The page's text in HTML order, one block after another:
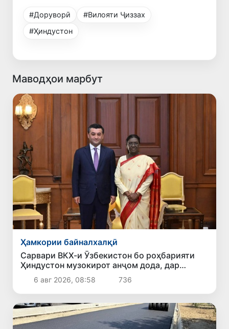
#Доруворӣ
#Вилояти Ҷиззах
#Ҳиндустон
Маводҳои марбут
Ҳамкории байналхалқӣ
Сарвари ВКХ-и Ӯзбекистон бо роҳбарияти
Ҳиндустон музокирот анҷом дода, дар
Форуми соҳибкории Ӯзбекистону Ҳиндустон
иштирок кард
6 авг 2026, 08:58 736